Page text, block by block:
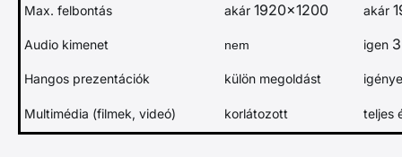
Max. felbontás akár 1920×1200 akár
Audio kimenet nem igen
Hangos prezentációk külön megoldást
Multimédia (filmek, videó) korlátozott teljes